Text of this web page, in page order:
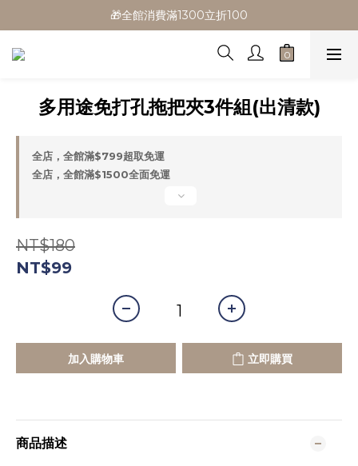
🎁全館消費滿1300立折100
🎁全館消費滿1300立折100
🎉新會員首購/超取免運
🎁全館消費滿1300立折100
多用途免打孔拖把夾3件組(出清款)
全店，全館滿$799超取免運
全店，全館滿$1500全面免運
NT$180
NT$99
加入購物車 立即購買
商品描述